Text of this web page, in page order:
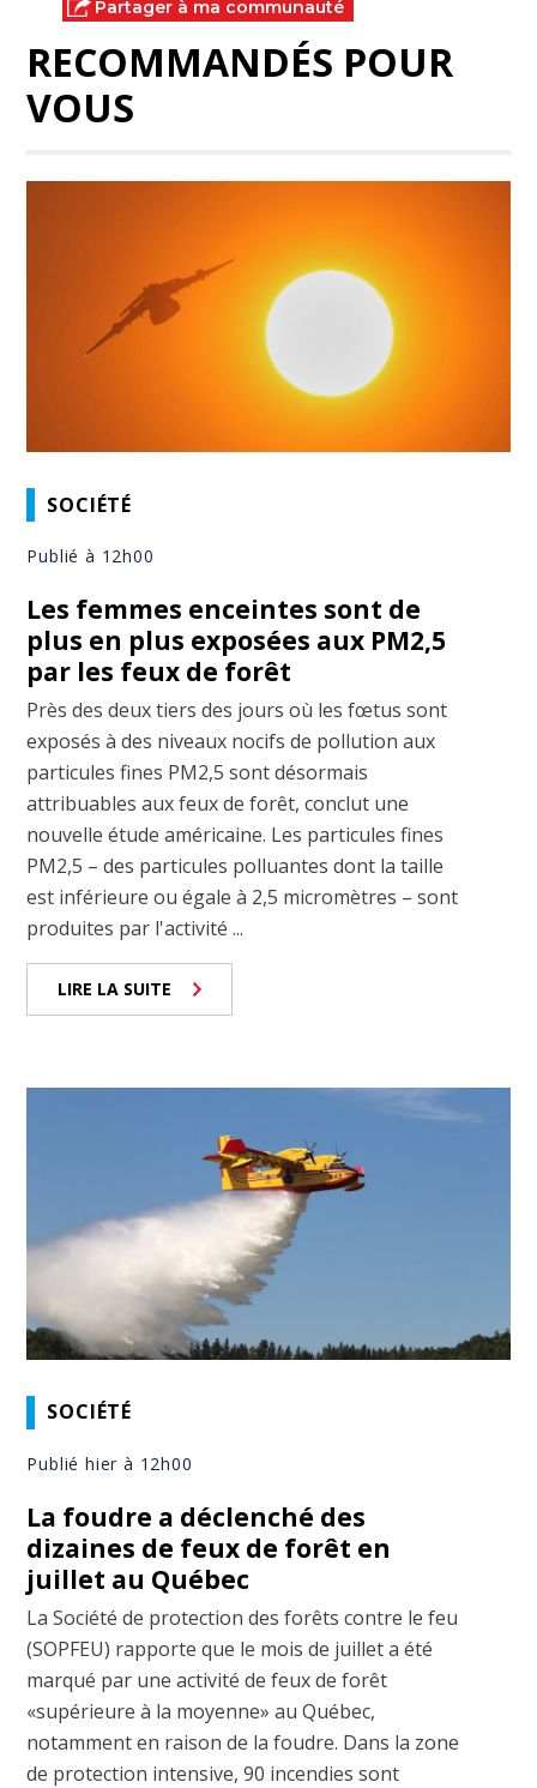
Partager à ma communauté
RECOMMANDÉS POUR
VOUS
SOCIÉTÉ
Publié à 12h00
Les femmes enceintes sont de
plus en plus exposées aux PM2,5
par les feux de forêt
Près des deux tiers des jours où les fœtus sont
exposés à des niveaux nocifs de pollution aux
particules fines PM2,5 sont désormais
attribuables aux feux de forêt, conclut une
nouvelle étude américaine. Les particules fines
PM2,5 – des particules polluantes dont la taille
est inférieure ou égale à 2,5 micromètres – sont
produites par l'activité ...
LIRE LA SUITE
SOCIÉTÉ
Publié hier à 12h00
La foudre a déclenché des
dizaines de feux de forêt en
juillet au Québec
La Société de protection des forêts contre le feu
(SOPFEU) rapporte que le mois de juillet a été
marqué par une activité de feux de forêt
«supérieure à la moyenne» au Québec,
notamment en raison de la foudre. Dans la zone
de protection intensive, 90 incendies sont